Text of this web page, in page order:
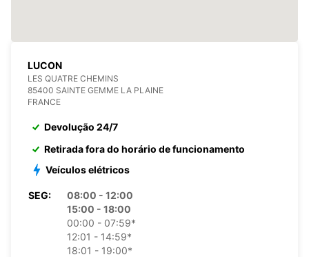
LUCON
LES QUATRE CHEMINS
85400 SAINTE GEMME LA PLAINE
FRANCE
Devolução 24/7
Retirada fora do horário de funcionamento
Veículos elétricos
SEG:
08:00 - 12:00
15:00 - 18:00
00:00 - 07:59*
12:01 - 14:59*
18:01 - 19:00*